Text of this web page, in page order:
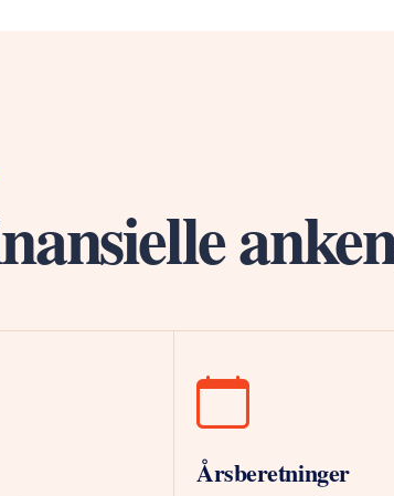
Årsberetninger